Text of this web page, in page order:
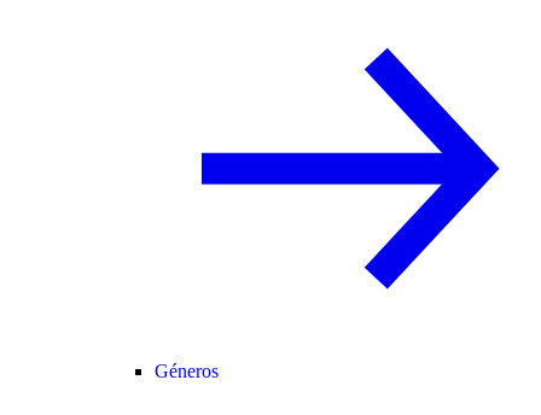
Géneros